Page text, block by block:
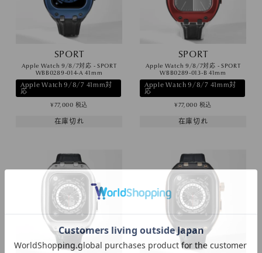
SPORT
Apple Watch 9/8/7対応 - SPORT
WBB0289-014-A 41mm
Apple Watch 9/8/7 41mm対
応
¥77,000 税込
在庫切れ
SPORT
Apple Watch 9/8/7対応 - SPORT
WBB0289-013-B 41mm
Apple Watch 9/8/7 41mm対
応
¥77,000 税込
在庫切れ